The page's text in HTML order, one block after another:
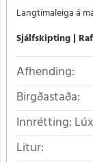
Langtímaleiga á
Sjálfskipting
Afhending:
Birgðastaða:
Innrétting:
Litur: